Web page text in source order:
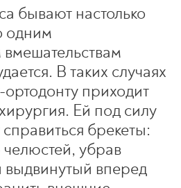
бывают настолько
одним
В таких случаях
приходит
Ей под силу
брекеты:
убрав
вперед